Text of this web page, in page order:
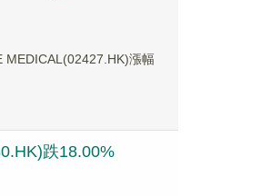
MEDICAL(02427.HK)漲幅
跌18.00%